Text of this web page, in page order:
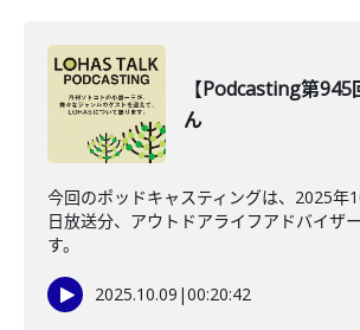
【Podcasting第945
ん
今回のポッドキャスティングは、2025年
日放送分、アウトドアライフアドバイザ
す。
2025.10.09 |00:20:42